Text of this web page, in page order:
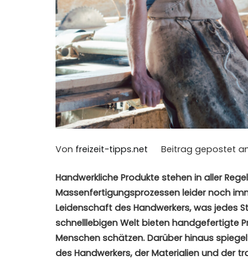
Von freizeit-tipps.net Beitrag gepostet
Handwerkliche Produkte stehen in aller
Massenfertigungsprozessen leider noch
Leidenschaft des Handwerkers, was jedes
schnelllebigen Welt bieten handgefertigte
Menschen schätzen. Darüber hinaus
des Handwerkers, der Materialien und der